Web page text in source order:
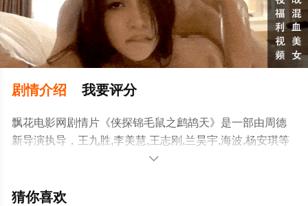
剧情介绍 我要评分
飘花电影网剧情片《侠探锦毛鼠之鹧鸪天》是一部由周德
新导演执导，王九胜,李美慧,王志刚,兰昊宇,海波,杨安琪等
演员精彩演绎的中国大陆电影，手机免费在线观看高清未
至豆瓣电影、电视猫或剧情网等平台了解。

猜你喜欢